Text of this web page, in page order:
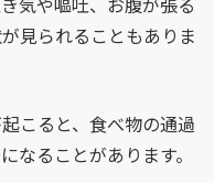
見られることもありま
こると、食べ物の通過
なることがあります。